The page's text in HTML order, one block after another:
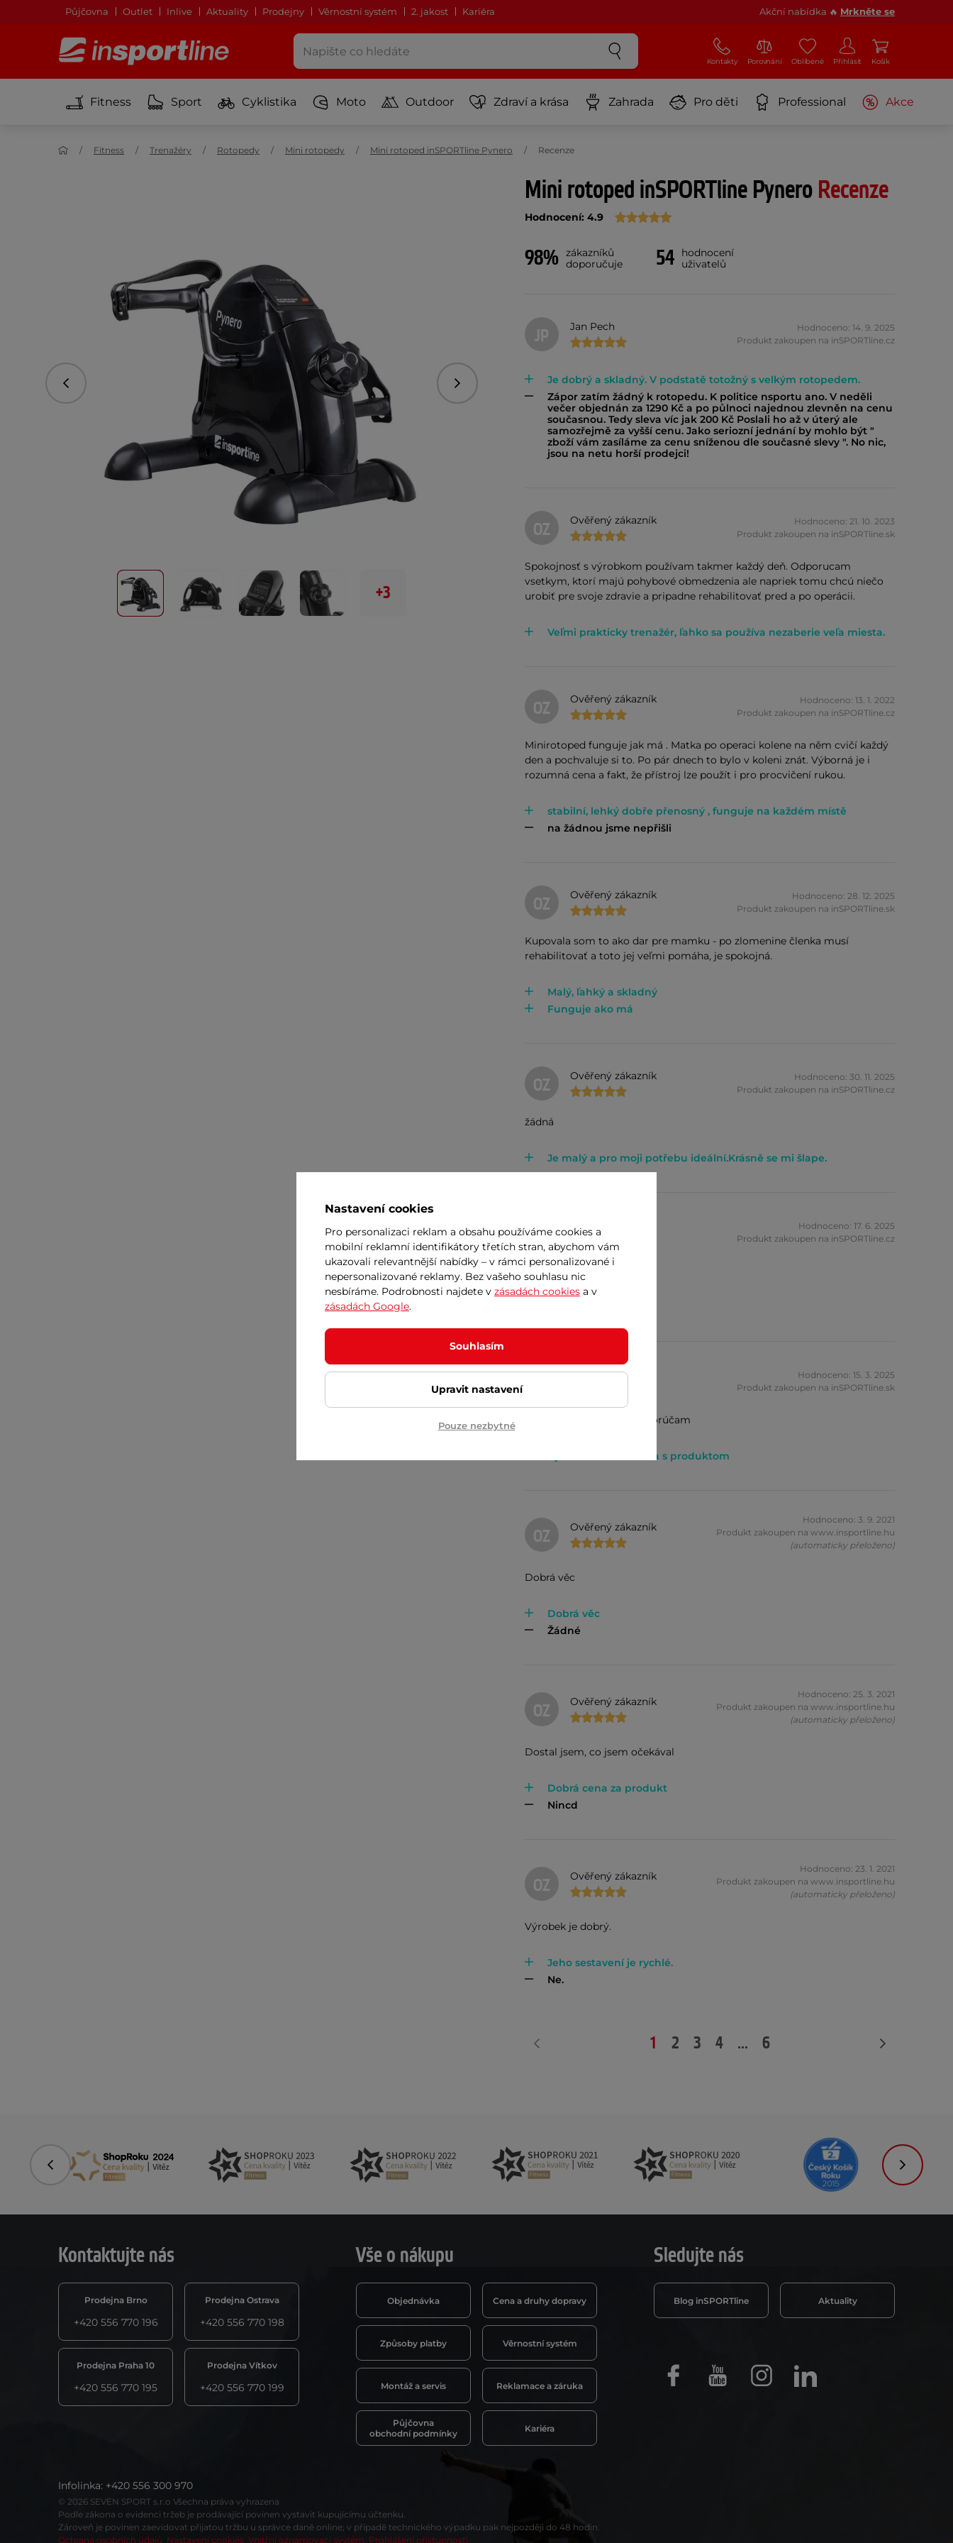
Půjčovna Outlet Inlive Aktuality Prodejny Věrnostní systém 2. jakost Kariéra Akční nabídka 🔥 Mrkněte se
Kontakty Porovnání Oblíbené Přihlásit Košík
Fitness Sport Cyklistika Moto Outdoor Zdraví a krása Zahrada Pro děti Professional Akce
Fitness Trenažéry Rotopedy Mini rotopedy Mini rotoped inSPORTline Pynero Recenze
Předchozí Následující
+3
Mini rotoped inSPORTline Pynero Recenze
Hodnocení: 4.9
98% zákazníků
doporučuje
54
hodnocení
uživatelů
JP Jan Pech
Hodnoceno: 14. 9. 2025
Produkt zakoupen na inSPORTline.cz
Je dobrý a skladný. V podstatě totožný s velkým rotopedem.
Zápor zatím žádný k rotopedu. K politice nsportu ano. V neděli
večer objednán za 1290 Kč a po půlnoci najednou zlevněn na cenu
současnou. Tedy sleva víc jak 200 Kč Poslali ho až v úterý ale
samozřejmě za vyšší cenu. Jako seriozní jednání by mohlo být "
zboží vám zasíláme za cenu sníženou dle současné slevy ". No nic,
jsou na netu horší prodejci!
OZ Ověřený zákazník
Hodnoceno: 21. 10. 2023
Produkt zakoupen na inSPORTline.sk
Spokojnosť s výrobkom používam takmer každý deň. Odporucam
vsetkym, ktorí majú pohybové obmedzenia ale napriek tomu chcú niečo
urobiť pre svoje zdravie a pripadne rehabilitovať pred a po operácii.
Veľmi prakticky trenažér, ľahko sa používa nezaberie veľa miesta.
OZ Ověřený zákazník
Hodnoceno: 13. 1. 2022
Produkt zakoupen na inSPORTline.cz
Minirotoped funguje jak má . Matka po operaci kolene na něm cvičí každý
den a pochvaluje si to. Po pár dnech to bylo v koleni znát. Výborná je i
rozumná cena a fakt, že přístroj lze použít i pro procvičení rukou.
stabilní, lehký dobře přenosný , funguje na každém místě
na žádnou jsme nepřišli
OZ Ověřený zákazník
Hodnoceno: 28. 12. 2025
Produkt zakoupen na inSPORTline.sk
Kupovala som to ako dar pre mamku - po zlomenine členka musí
rehabilitovať a toto jej veľmi pomáha, je spokojná.
Malý, ľahký a skladný
Funguje ako má
OZ Ověřený zákazník
Hodnoceno: 30. 11. 2025
Produkt zakoupen na inSPORTline.cz
žádná
Je malý a pro moji potřebu ideální.Krásně se mi šlape.
OZ Ověřený zákazník
Hodnoceno: 17. 6. 2025
Produkt zakoupen na inSPORTline.cz
Doporučuji
Ověřený zákazník
Hodnoceno: 15. 3. 2025
Produkt zakoupen na inSPORTline.sk
Oplatilo sa kúpiť-ozaj odporúčam
Výborná rehabilitácia s produktom
OZ Ověřený zákazník
Hodnoceno: 3. 9. 2021
Produkt zakoupen na www.insportline.hu
(automaticky přeloženo)
Dobrá věc
Dobrá věc
Žádné
OZ Ověřený zákazník
Hodnoceno: 25. 3. 2021
Produkt zakoupen na www.insportline.hu
(automaticky přeloženo)
Dostal jsem, co jsem očekával
Dobrá cena za produkt
Nincd
OZ Ověřený zákazník
Hodnoceno: 23. 1. 2021
Produkt zakoupen na www.insportline.hu
(automaticky přeloženo)
Výrobek je dobrý.
Jeho sestavení je rychlé.
Ne.
1 2 3 4 ... 6
Předchozí
Kontaktujte nás
Prodejna Brno
+420 556 770 196
Prodejna Ostrava
+420 556 770 198
Prodejna Praha 10
+420 556 770 195
Prodejna Vítkov
+420 556 770 199
Vše o nákupu
Objednávka Cena a druhy dopravy
Způsoby platby Věrnostní systém
Montáž a servis Reklamace a záruka
Půjčovna
obchodní podmínky
Kariéra
Sledujte nás
Blog inSPORTline Aktuality
FacebookYoutube InstagramLinkedIn
Infolinka: +420 556 300 970
© 2026 SEVEN SPORT s.r.o Všechna práva vyhrazena
Podle zákona o evidenci tržeb je prodávající povinen vystavit kupujícímu účtenku.
Zároveň je povinen zaevidovat přijatou tržbu u správce daně online; v případě technického výpadku pak nejpozději do 48 hodin.
Ochrana osobních údajů Nastavení cookies Vnitřní oznamovací systém Prohlášení přístupnosti
Nastavení cookies
Pro personalizaci reklam a obsahu používáme cookies a
mobilní reklamní identifikátory třetích stran, abychom vám
ukazovali relevantnější nabídky – v rámci personalizované i
nepersonalizované reklamy. Bez vašeho souhlasu nic
nesbíráme. Podrobnosti najdete v zásadách cookies a v
zásadách Google.
Souhlasím
Upravit nastavení
Pouze nezbytné